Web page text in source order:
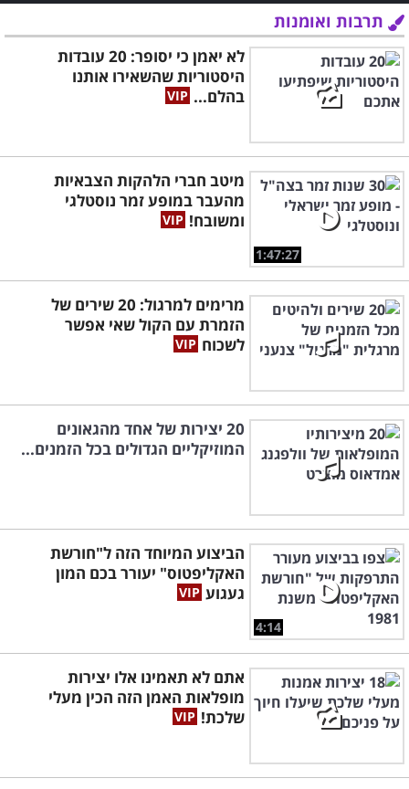
תרבות ואומנות
לא יאמן כי יסופר: 20 עובדות
היסטוריות שהשאירו אותנו
בהלם...
1:47:27
מיטב חברי הלהקות הצבאיות
מהעבר במופע זמר נוסטלגי
ומשובח!
מרימים למרגול: 20 שירים של
הזמרת עם הקול שאי אפשר
לשכוח
20 יצירות של אחד מהגאונים
המוזיקליים הגדולים בכל הזמנים...
4:14
הביצוע המיוחד הזה ל"חורשת
האקליפטוס" יעורר בכם המון
געגוע
אתם לא תאמינו אלו יצירות
מופלאות האמן הזה הכין מעלי
שלכת!